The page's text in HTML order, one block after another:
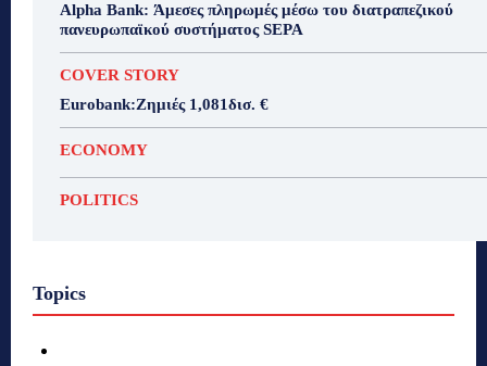
Alpha Bank: Άμεσες πληρωμές μέσω του διατραπεζικού
πανευρωπαϊκού συστήματος SEPA
COVER STORY
Eurobank:Ζημιές 1,081δισ. €
ECONOMY
POLITICS
Topics